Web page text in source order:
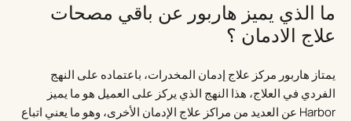
ما الذي يميز هاربور عن باقي مصحات
علاج الادمان ؟
يمتاز هاربور مركز علاج إدمان المخدرات، باعتماده على النهج
الفردي في العلاج، هذا النهج الذي يركز على العميل هو ما يميز
Harbor عن العديد من مراكز علاج الإدمان الأخرى، وهو ما يعني اتباع